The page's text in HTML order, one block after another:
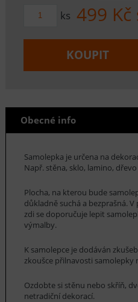
ks 499 Kč
KOUPIT
Obecné info
Samolepka je určena na
Např. stěna, sklo, lamino, dřevo
Plocha, na kterou bude
důkladně suchá a bezprašná.
zdi se doporučuje lepit
výmalby.
K samolepce je dodáván
zkoušce přilnavosti samolepky
Ozdobte si stěnu nebo skříň,
netradiční dekorací.